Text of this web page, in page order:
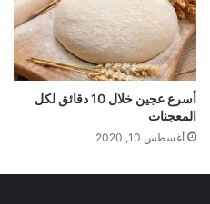
أسرع عجين خلال 10 دقائق لكل
المعجنات
أغسطس 10, 2020